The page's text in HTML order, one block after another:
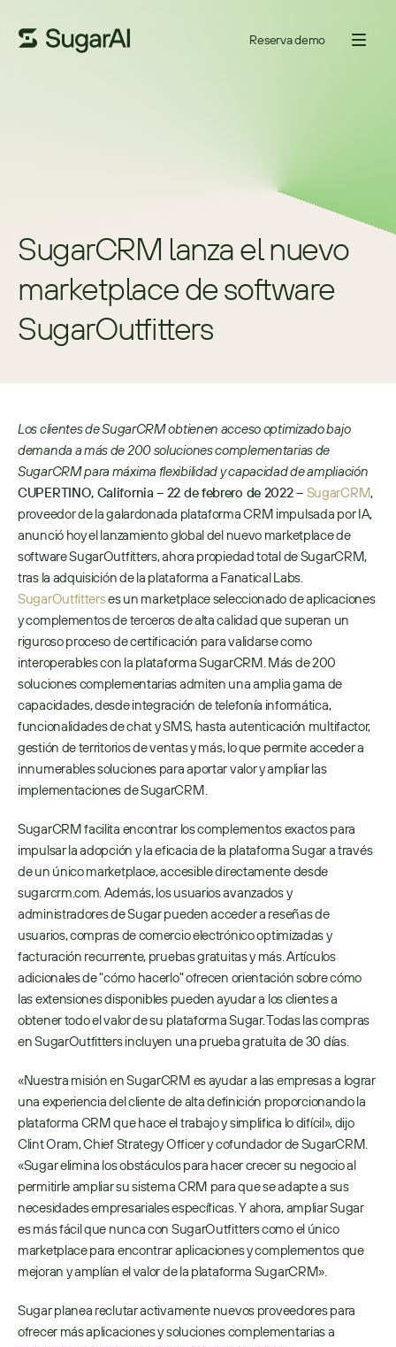
Reserva demo
SugarCRM lanza el nuevo
marketplace de software
SugarOutfitters
Los clientes de SugarCRM obtienen acceso optimizado bajo
demanda a más de 200 soluciones complementarias de
SugarCRM para máxima flexibilidad y capacidad de ampliación
CUPERTINO, California – 22 de febrero de 2022 – SugarCRM,
proveedor de la galardonada plataforma CRM impulsada por IA,
anunció hoy el lanzamiento global del nuevo marketplace de
software SugarOutfitters, ahora propiedad total de SugarCRM,
tras la adquisición de la plataforma a Fanatical Labs.
SugarOutfitters es un marketplace seleccionado de aplicaciones
y complementos de terceros de alta calidad que superan un
riguroso proceso de certificación para validarse como
interoperables con la plataforma SugarCRM. Más de 200
soluciones complementarias admiten una amplia gama de
capacidades, desde integración de telefonía informática,
funcionalidades de chat y SMS, hasta autenticación multifactor,
gestión de territorios de ventas y más, lo que permite acceder a
innumerables soluciones para aportar valor y ampliar las
implementaciones de SugarCRM.
SugarCRM facilita encontrar los complementos exactos para
impulsar la adopción y la eficacia de la plataforma Sugar a través
de un único marketplace, accesible directamente desde
sugarcrm.com. Además, los usuarios avanzados y
administradores de Sugar pueden acceder a reseñas de
usuarios, compras de comercio electrónico optimizadas y
facturación recurrente, pruebas gratuitas y más. Artículos
adicionales de "cómo hacerlo" ofrecen orientación sobre cómo
las extensiones disponibles pueden ayudar a los clientes a
obtener todo el valor de su plataforma Sugar. Todas las compras
en SugarOutfitters incluyen una prueba gratuita de 30 días.
«Nuestra misión en SugarCRM es ayudar a las empresas a lograr
una experiencia del cliente de alta definición proporcionando la
plataforma CRM que hace el trabajo y simplifica lo difícil», dijo
Clint Oram, Chief Strategy Officer y cofundador de SugarCRM.
«Sugar elimina los obstáculos para hacer crecer su negocio al
permitirle ampliar su sistema CRM para que se adapte a sus
necesidades empresariales específicas. Y ahora, ampliar Sugar
es más fácil que nunca con SugarOutfitters como el único
marketplace para encontrar aplicaciones y complementos que
mejoran y amplían el valor de la plataforma SugarCRM».
Sugar planea reclutar activamente nuevos proveedores para
ofrecer más aplicaciones y soluciones complementarias a